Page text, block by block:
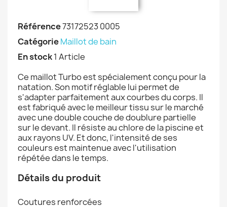
Référence73172523 0005
CatégorieMaillot de bain
En stock1 Article
Ce maillot Turbo est spécialement conçu pour la
natation. Son motif réglable lui permet de
s'adapter parfaitement aux courbes du corps. Il
est fabriqué avec le meilleur tissu sur le marché
avec une double couche de doublure partielle
sur le devant. Il résiste au chlore de la piscine et
aux rayons UV. Et donc, l'intensité de ses
couleurs est maintenue avec l'utilisation
répétée dans le temps.
Détails du produit
Coutures renforcées